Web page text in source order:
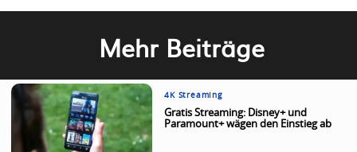
Mehr Beiträge
4K Streaming
Gratis Streaming: Disney+ und
Paramount+ wägen den Einstieg ab